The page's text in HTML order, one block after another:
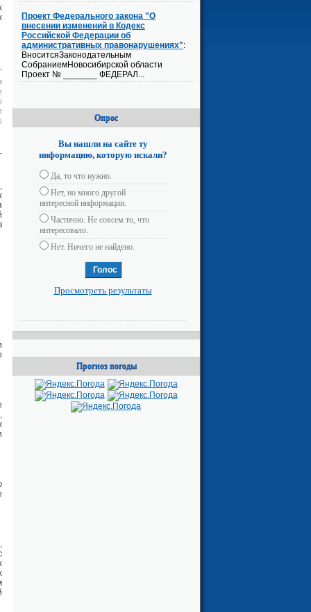
Проект Федерального закона "О
внесении изменений в Кодекс
Российской Федерации об
административных правонарушениях":
ВноситсяЗаконодательным
СобраниемНовосибирской области
Проект № _______ ФЕДЕРАЛ...
Опрос
Вы нашли на сайте ту
информацию, которую искали?
Да, то что нужно.
Нет, но много другой
интересной информации.
Частично. Не совсем то, что
интересовало.
Нет. Ничего не найдено.
Просмотреть результаты
Прогноз погоды